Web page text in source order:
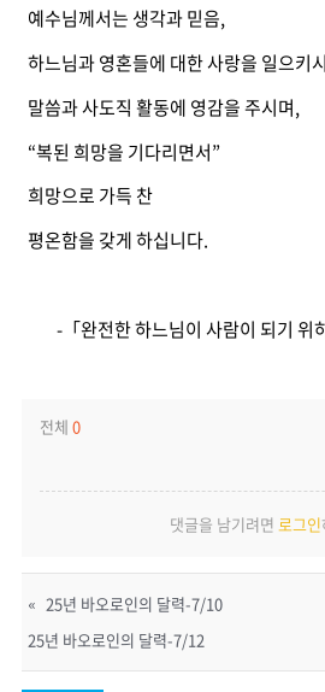
예수님께서는 생각과 믿음,
하느님과 영혼들에 대한 사랑을 일으키
말씀과 사도직 활동에 영감을 주시며,
“복된 희망을 기다리면서”
희망으로 가득 찬
평온함을 갖게 하십니다.
-「완전한 하느님이 사람이 되기 위
전체 0
댓글을 남기려면 로그인
« 25년 바오로인의 달력-7/10
25년 바오로인의 달력-7/12